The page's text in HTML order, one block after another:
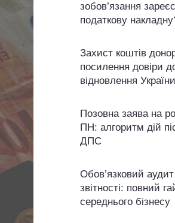
зобов’язання
податкову
Захист коштів
посилення довіри
відновлення України
Позовна заява на
ПН: алгоритм дій
ДПС
Обов’язковий
звітності: повний
середнього бізнесу